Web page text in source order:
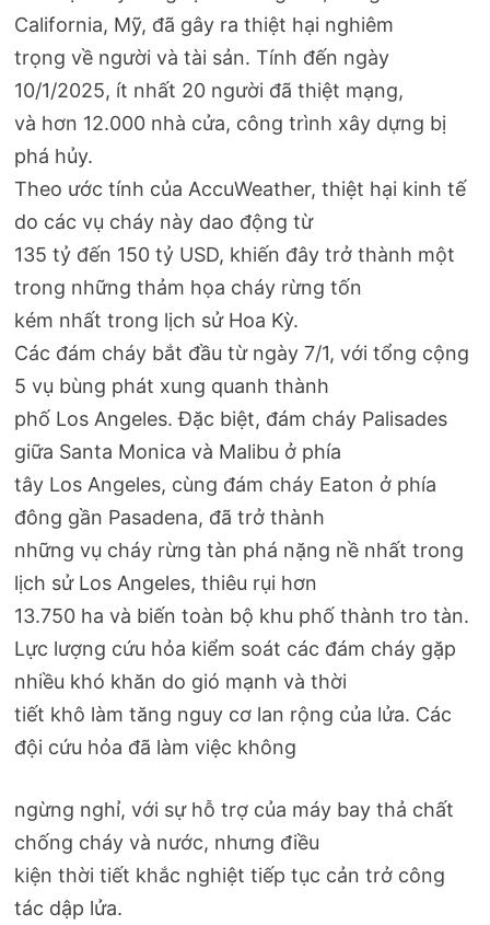
California, Mỹ, đã gây ra thiệt hại nghiêm
trọng về người và tài sản. Tính đến ngày
10/1/2025, ít nhất 20 người đã thiệt mạng,
và hơn 12.000 nhà cửa, công trình xây dựng bị
phá hủy.
Theo ước tính của AccuWeather, thiệt hại kinh tế
do các vụ cháy này dao động từ
135 tỷ đến 150 tỷ USD, khiến đây trở thành một
trong những thảm họa cháy rừng tốn
kém nhất trong lịch sử Hoa Kỳ.
Các đám cháy bắt đầu từ ngày 7/1, với tổng cộng
5 vụ bùng phát xung quanh thành
phố Los Angeles. Đặc biệt, đám cháy Palisades
giữa Santa Monica và Malibu ở phía
tây Los Angeles, cùng đám cháy Eaton ở phía
đông gần Pasadena, đã trở thành
những vụ cháy rừng tàn phá nặng nề nhất trong
lịch sử Los Angeles, thiêu rụi hơn
13.750 ha và biến toàn bộ khu phố thành tro tàn.
Lực lượng cứu hỏa kiểm soát các đám cháy gặp
nhiều khó khăn do gió mạnh và thời
tiết khô làm tăng nguy cơ lan rộng của lửa. Các
đội cứu hỏa đã làm việc không
ngừng nghỉ, với sự hỗ trợ của máy bay thả chất
chống cháy và nước, nhưng điều
kiện thời tiết khắc nghiệt tiếp tục cản trở công
tác dập lửa.